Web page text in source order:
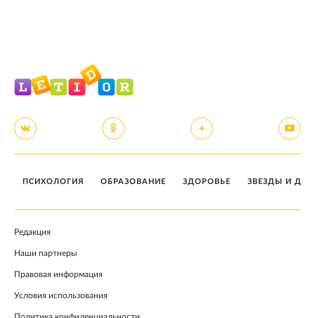
ПСИХОЛОГИЯ ОБРАЗОВАНИЕ ЗДОРОВЬЕ ЗВЕЗДЫ И
Редакция
Наши партнеры
Правовая информация
Условия использования